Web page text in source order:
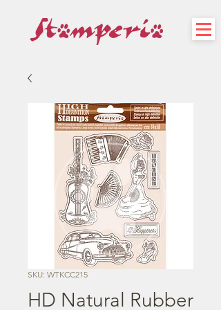
SKU: WTKCC215
HD Natural Rubber